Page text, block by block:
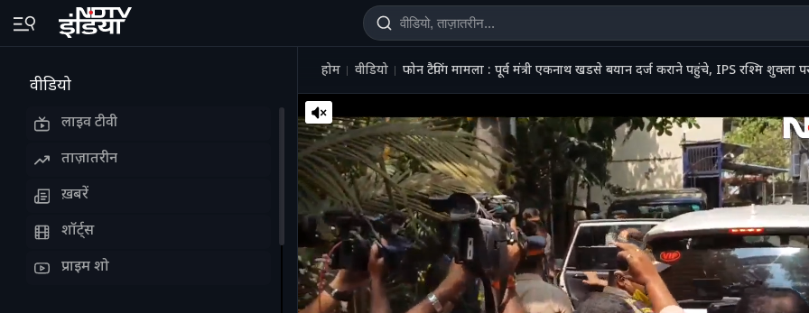
वीडियो
लाइव टीवी
ताज़ातरीन
ख़बरें
शॉर्ट्स
प्राइम शो
होम वीडियो फोन टैपिंग मामला : पूर्व मंत्री एकनाथ खडसे बयान दर्ज कराने पहुंचे, IPS रश्मि शुक्ला